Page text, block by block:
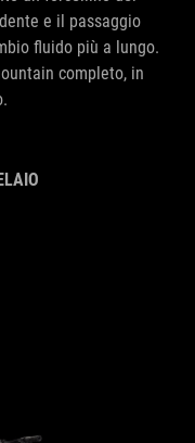
e il passaggio
fluido più a lungo.
completo, in